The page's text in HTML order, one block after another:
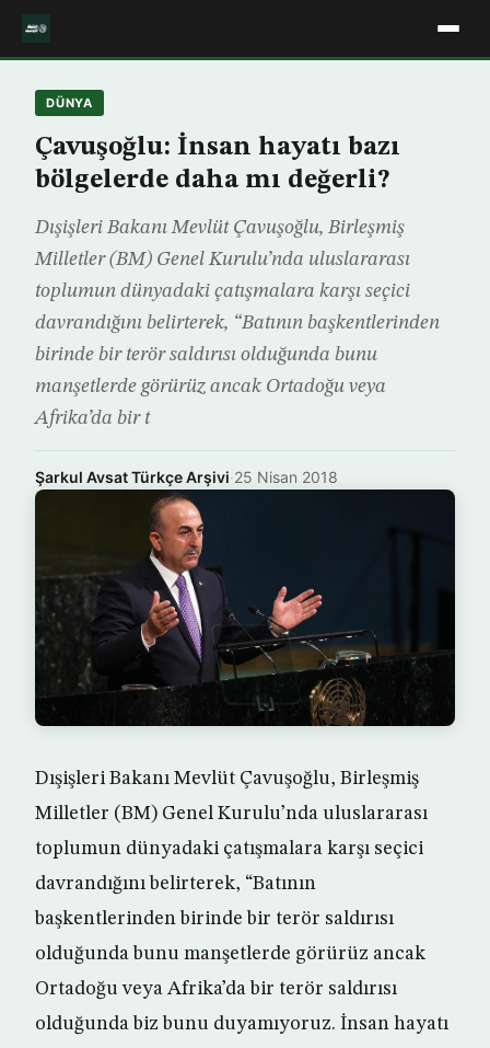
DÜNYA
Çavuşoğlu: İnsan hayatı bazı
bölgelerde daha mı değerli?
Dışişleri Bakanı Mevlüt Çavuşoğlu, Birleşmiş
Milletler (BM) Genel Kurulu’nda uluslararası
toplumun dünyadaki çatışmalara karşı seçici
davrandığını belirterek, “Batının başkentlerinden
birinde bir terör saldırısı olduğunda bunu
manşetlerde görürüz ancak Ortadoğu veya
Afrika’da bir t
Şarkul Avsat Türkçe Arşivi·25 Nisan 2018
Dışişleri Bakanı Mevlüt Çavuşoğlu, Birleşmiş
Milletler (BM) Genel Kurulu’nda uluslararası
toplumun dünyadaki çatışmalara karşı seçici
davrandığını belirterek, “Batının
başkentlerinden birinde bir terör saldırısı
olduğunda bunu manşetlerde görürüz ancak
Ortadoğu veya Afrika’da bir terör saldırısı
olduğunda biz bunu duyamıyoruz. İnsan hayatı